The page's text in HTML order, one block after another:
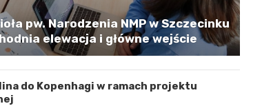
pw. Narodzenia NMP w Szczecinku
elewacja i główne wejście
do Kopenhagi w ramach projektu